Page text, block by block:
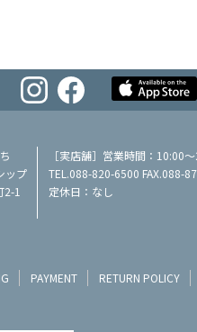
ップ
1
［実店舗］営業時間：10:00
TEL.088-820-6500 FAX.088-
定休日：なし
PAYMENT RETURN POLICY